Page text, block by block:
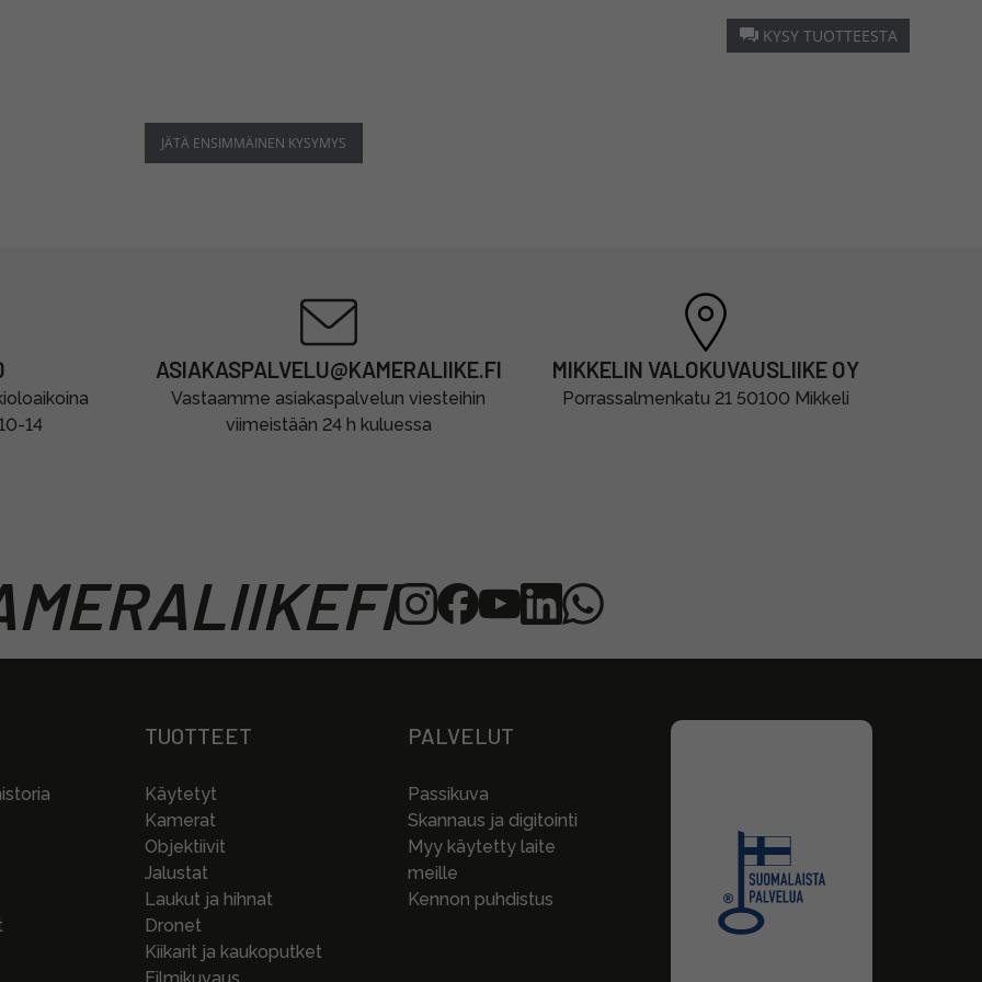
KYSY TUOTTEESTA
JÄTÄ ENSIMMÄINEN KYSYMYS
14
ASIAKASPALVELU@KAMERALIIKE.FI
Vastaamme asiakaspalvelun viesteihin
viimeistään 24 h kuluessa
MIKKELIN VALOKUVAUSLIIKE OY
Porrassalmenkatu 21 50100 Mikkeli
TUOTTEET
Käytetyt
Kamerat
Objektiivit
Jalustat
Laukut ja hihnat
Dronet
Kiikarit ja kaukoputket
PALVELUT
Passikuva
Skannaus ja digitointi
Myy käytetty laite
meille
Kennon puhdistus